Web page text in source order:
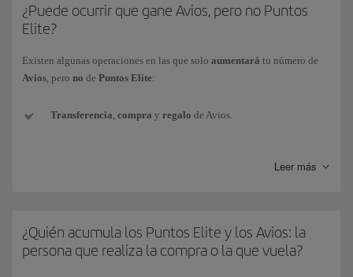
obtienen al adquirirbilletes con Avios.
* El Grupo Iberia está formado por Iberia, Iberia Regional/Air Nostrum e
Iberia Express).
plástico y la puedes obtener inmediatamente en tu dispositivo móvil.
¿Puede ocurrir que gane Avios, pero no Puntos
Elite?
Existen algunas operaciones en las que solo aumentará tu número de
Avios, pero no de Puntos Elite:
Transferencia, compra y regalo de Avios.
nueva tarjeta de crédito).
promocionales conseguidos con los Bonus de Iberia Club.
Leer más
¿Quién acumula los Puntos Elite y los Avios: la
persona que realiza la compra o la que vuela?